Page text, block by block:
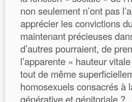
non seulement n’ont pas
apprécier les convictions
maintenant précieuses
d’autres pourraient, de
l’apparente « hauteur
tout de même
homosexuels consacrés à
générative et génitoriale ?